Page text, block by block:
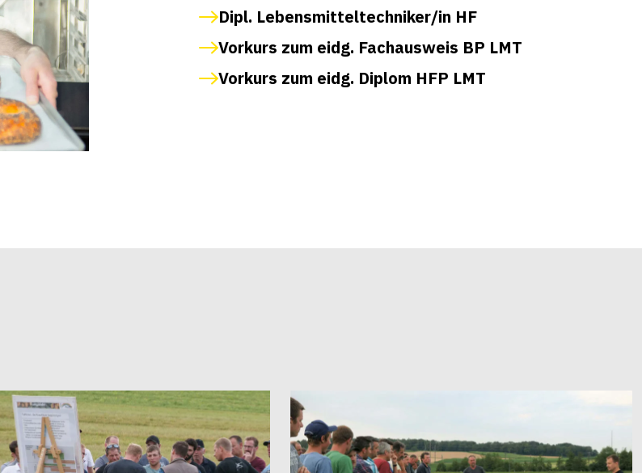
Dipl. Lebensmitteltechniker/in HF
Vorkurs zum eidg. Fachausweis BP LMT
Vorkurs zum eidg. Diplom HFP LMT